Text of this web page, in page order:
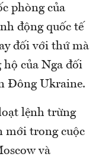
phòng của
động quốc tế
đối với thứ mà
của Nga đối
Đông Ukraine.
lệnh trừng
mới trong cuộc
và